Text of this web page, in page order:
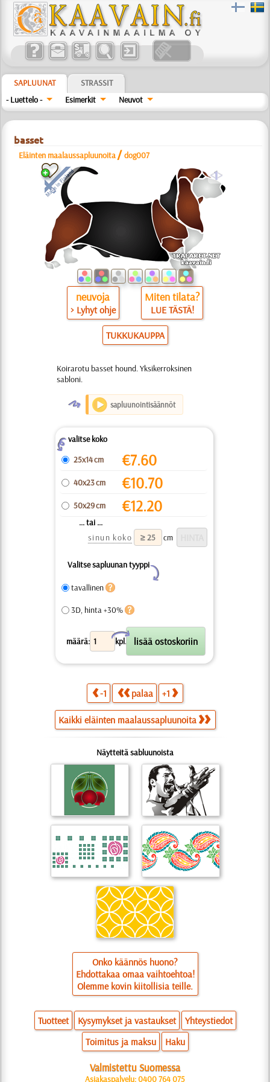
SAPLUUNAT
STRASSIT
- Luettelo -
Esimerkit Neuvot
basset
Eläinten maalaussapluunoita /dog007
a
neuvoja
> Lyhyt ohje
Miten tilata?
LUE TÄSTÄ!
TUKKUKAUPPA
Koirarotu basset hound. Yksikerroksinen
sabloni.
O sapluunointisäännöt
Zvalitse koko
25x14 cm
€7.60
40x23 cm €10.70
50x29 cm €12.20
... tai ...
sinun koko
cm
Valitse sapluunan tyyppi
Y
tavallinen
3D, hinta +30%
määrä: kpl.
X
-1 palaa +1
Kaikki eläinten maalaussapluunoita
Näytteitä sabluunoista
Onko käännös huono?
Ehdottakaa omaa vaihtoehtoa!
Olemme kovin kiitollisia teille.
Tuotteet Kysymykset ja vastaukset
Yhteystiedot
Toimitus ja maksu
Haku
Valmistettu Suomessa
Asiakaspalvelu: 0400 764 075